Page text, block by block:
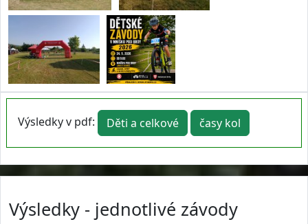
Výsledky v pdf: Děti a celkové časy kol
Výsledky - jednotlivé závody